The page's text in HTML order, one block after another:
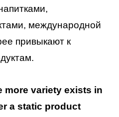
международной
привыкают к
more variety exists in
a static product